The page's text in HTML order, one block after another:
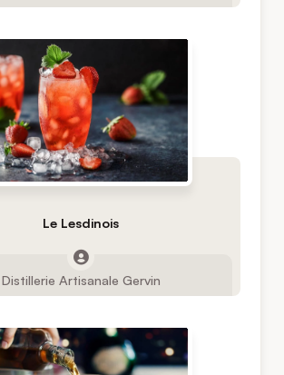
Le Lesdinois
Distillerie Artisanale Gervin